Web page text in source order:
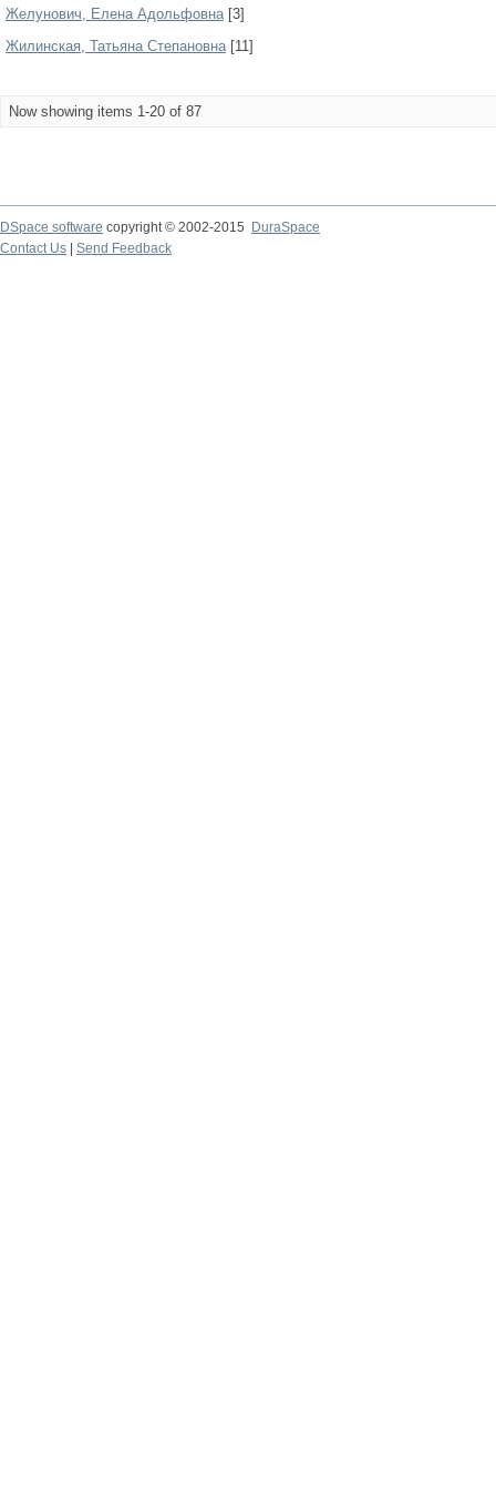
Желунович, Елена Адольфовна[3]
Жилинская, Татьяна Степановна[11]
Now showing items 1-20 of 87
DSpace software copyright © 2002-2015
DuraSpace
Contact Us
Send Feedback